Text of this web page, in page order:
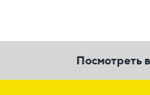
Посмотреть